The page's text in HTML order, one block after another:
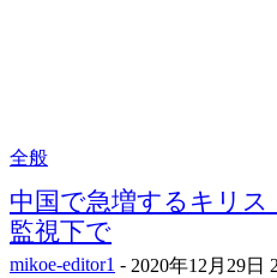
全般
中国で急増するキリス
監視下で
mikoe-editor1 - 2020年12月29日